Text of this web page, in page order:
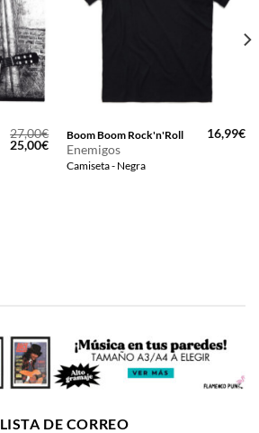
27,00€
El
precio
25,00€El
precio
actual
Boom Boom Rock'n'Roll
Enemigos
Camiseta - Negra
16,99€
LISTA DE CORREO